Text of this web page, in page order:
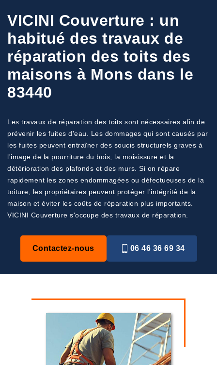
VICINI Couverture : un
habitué des travaux de
réparation des toits des
maisons à Mons dans le
83440
Les travaux de réparation des toits sont nécessaires afin de
prévenir les fuites d'eau. Les dommages qui sont causés par
les fuites peuvent entraîner des soucis structurels graves à
l'image de la pourriture du bois, la moisissure et la
détérioration des plafonds et des murs. Si on répare
rapidement les zones endommagées ou défectueuses de la
toiture, les propriétaires peuvent protéger l'intégrité de la
maison et éviter les coûts de réparation plus importants.
VICINI Couverture s'occupe des travaux de réparation.
Contactez-nous 06 46 36 69 34